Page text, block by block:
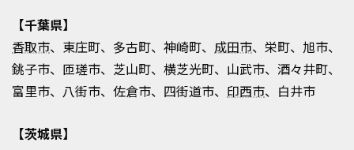
【千葉県】
香取市、東庄町、多古町、神崎町、 成田市、栄町、旭市、
銚子市、匝瑳市、芝山町、横芝光町、山武市、酒々井町、
富里市、八街市、佐倉市、四街道市、 印西市、白井市
【茨城県】